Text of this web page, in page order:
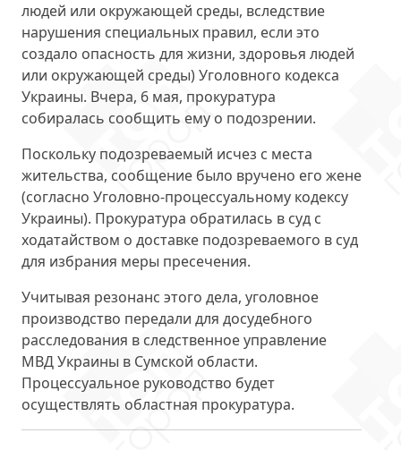
людей или окружающей среды, вследствие
нарушения специальных правил, если это
создало опасность для жизни, здоровья людей
или окружающей среды) Уголовного кодекса
Украины. Вчера, 6 мая, прокуратура
собиралась сообщить ему о подозрении.
Поскольку подозреваемый исчез с места
жительства, сообщение было вручено его жене
(согласно Уголовно-процессуальному кодексу
Украины). Прокуратура обратилась в суд с
ходатайством о доставке подозреваемого в суд
для избрания меры пресечения.
Учитывая резонанс этого дела, уголовное
производство передали для досудебного
расследования в следственное управление
МВД Украины в Сумской области.
Процессуальное руководство будет
осуществлять областная прокуратура.